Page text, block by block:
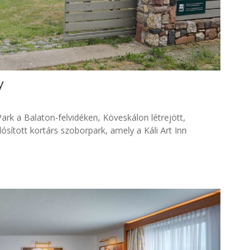
a Balaton-felvidéken, Köveskálon létrejött,
kortárs szoborpark, amely a Káli Art Inn